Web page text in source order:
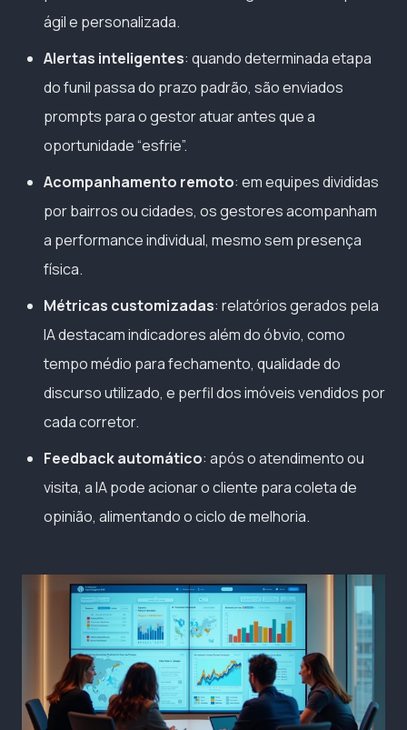
ágil e personalizada.
Alertas inteligentes: quando determinada etapa
do funil passa do prazo padrão, são enviados
prompts para o gestor atuar antes que a
oportunidade “esfrie”.
Acompanhamento remoto: em equipes divididas
por bairros ou cidades, os gestores acompanham
a performance individual, mesmo sem presença
física.
Métricas customizadas: relatórios gerados pela
IA destacam indicadores além do óbvio, como
tempo médio para fechamento, qualidade do
discurso utilizado, e perfil dos imóveis vendidos por
cada corretor.
Feedback automático: após o atendimento ou
visita, a IA pode acionar o cliente para coleta de
opinião, alimentando o ciclo de melhoria.